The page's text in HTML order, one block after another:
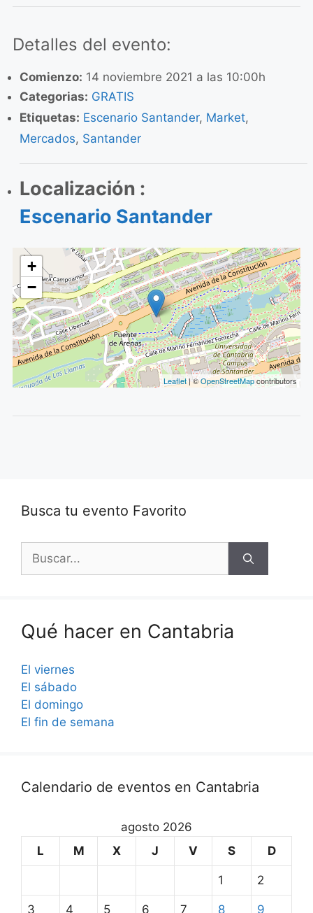
Detalles del evento:
Comienzo: 14 noviembre 2021 a las 10:00h
Categorias: GRATIS
Etiquetas: Escenario Santander, Market,
Mercados, Santander
Localización :
Escenario Santander
+
−
Leaflet| ©OpenStreetMapcontributors
Busca tu evento Favorito
Buscar:
Qué hacer en Cantabria
El viernes
El sábado
El domingo
El fin de semana
Calendario de eventos en Cantabria
agosto 2026
L
M X J V S D
1 2
3 4 5 6 7 8 9